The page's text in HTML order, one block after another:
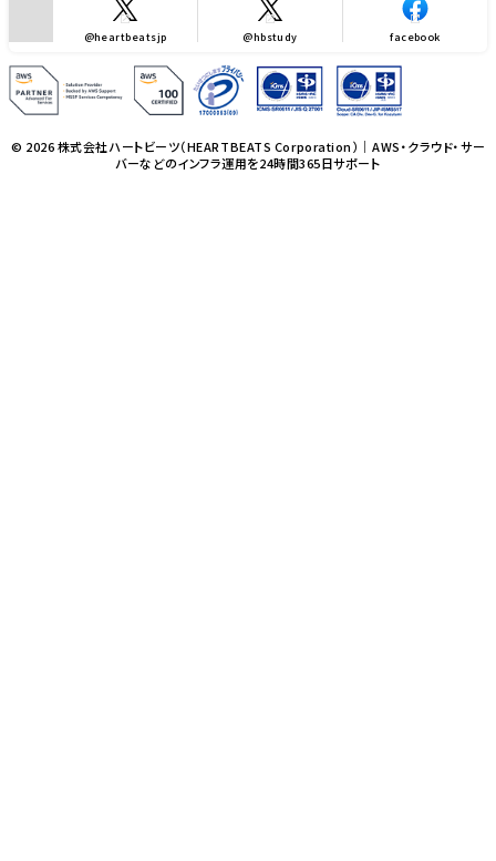
@heartbeatsjp @hbstudy facebook
© 2026 株式会社ハートビーツ（HEARTBEATS Corporation）｜AWS・クラウド・サー
バーなどのインフラ運用を24時間365日サポート